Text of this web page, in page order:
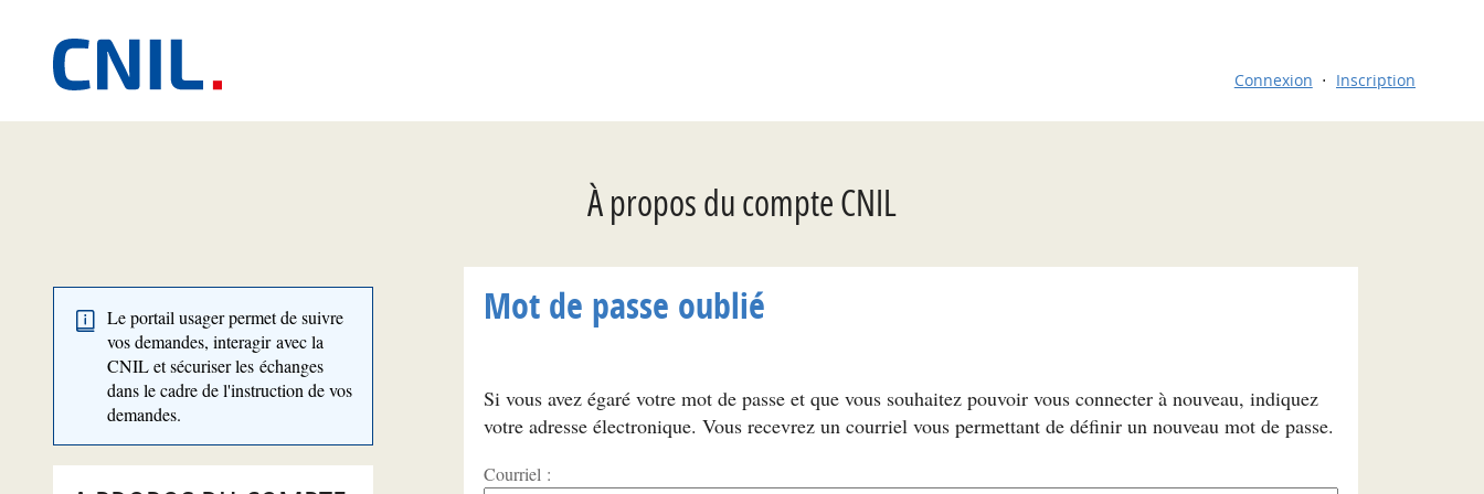
Connexion Inscription
À propos du compte CNIL
Le portail usager permet de suivre
vos demandes, interagir avec la
CNIL et sécuriser les échanges
dans le cadre de l'instruction de vos
demandes.
Mot de passe oublié
Si vous avez égaré votre mot de passe et que vous souhaitez pouvoir vous connecter à nouveau, indiquez
votre adresse électronique. Vous recevrez un courriel vous permettant de définir un nouveau mot de passe.
Courriel :